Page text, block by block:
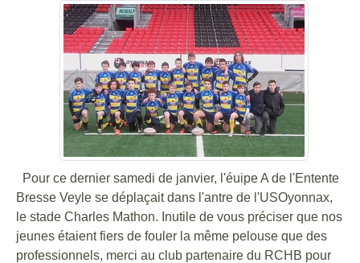
Pour ce dernier samedi de janvier, l'éuipe A de l'Entente
Bresse Veyle se déplaçait dans l'antre de l'USOyonnax,
le stade Charles Mathon. Inutile de vous préciser que nos
jeunes étaient fiers de fouler la même pelouse que des
professionnels, merci au club partenaire du RCHB pour